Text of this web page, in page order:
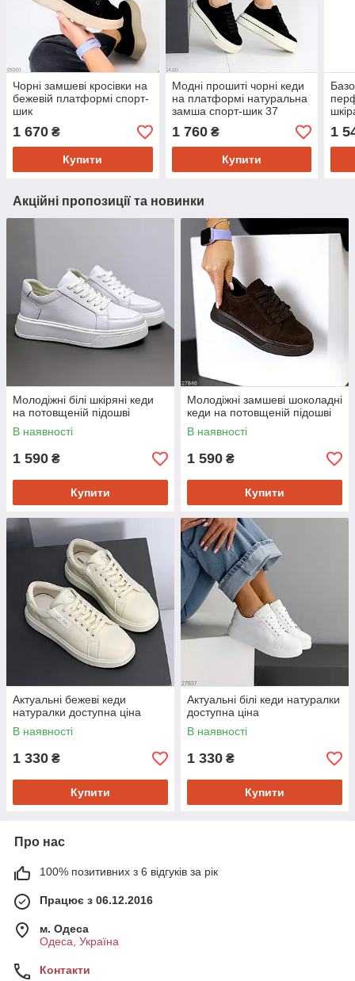
Чорні замшеві кросівки на
бежевій платформі спорт-
шик
1 670 ₴
Купити
Модні прошиті чорні кеди
на платформі натуральна
замша спорт-шик 37
1 760₴
Купити
1
Акційні пропозиції та новинки
Молодіжні білі шкіряні кеди
на потовщеній підошві
В наявності
1 590 ₴
Купити
Молодіжні замшеві шоколадні
кеди на потовщеній підошві
В наявності
1 590 ₴
Купити
Актуальні бежеві кеди
натуралки доступна ціна
В наявності
1 330 ₴
Купити
Актуальні білі кеди натуралки
доступна ціна
В наявності
1 330 ₴
Купити
Про нас
100% позитивних з 6 відгуків за рік
Працює з 06.12.2016
м. Одеса
Одеса, Україна
Контакти